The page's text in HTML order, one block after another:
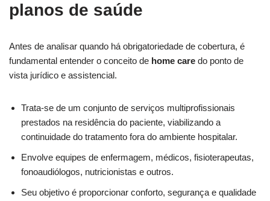
planos de saúde
Antes de analisar quando há obrigatoriedade de cobertura, é
fundamental entender o conceito de home care do ponto de
vista jurídico e assistencial.
Trata-se de um conjunto de serviços multiprofissionais
prestados na residência do paciente, viabilizando a
continuidade do tratamento fora do ambiente hospitalar.
Envolve equipes de enfermagem, médicos, fisioterapeutas,
fonoaudiólogos, nutricionistas e outros.
Seu objetivo é proporcionar conforto, segurança e qualidade